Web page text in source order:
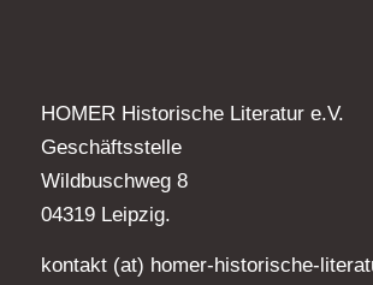
HOMER Historische Literatur e.V.
Geschäftsstelle
Wildbuschweg 8
04319 Leipzig.
kontakt (at) homer-historische-